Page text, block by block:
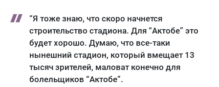
“Я тоже знаю, что скоро начнется
строительство стадиона. Для “Актобе” это
будет хорошо. Думаю, что все-таки
нынешний стадион, который вмещает 13
тысяч зрителей, маловат конечно для
болельщиков “Актобе”.